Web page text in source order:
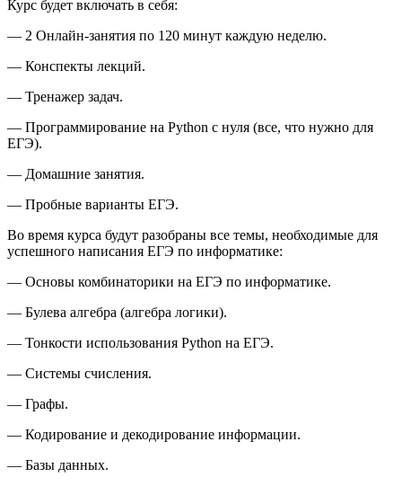
Курс будет включать в себя:
— 2 Онлайн-занятия по 120 минут каждую неделю.
— Конспекты лекций.
— Тренажер задач.
— Программирование на Python с нуля (все, что нужно для
ЕГЭ).
— Домашние занятия.
— Пробные варианты ЕГЭ.
Во время курса будут разобраны все темы, необходимые для
успешного написания ЕГЭ по информатике:
— Основы комбинаторики на ЕГЭ по информатике.
— Булева алгебра (алгебра логики).
— Тонкости использования Python на ЕГЭ.
— Системы счисления.
— Графы.
— Кодирование и декодирование информации.
— Базы данных.